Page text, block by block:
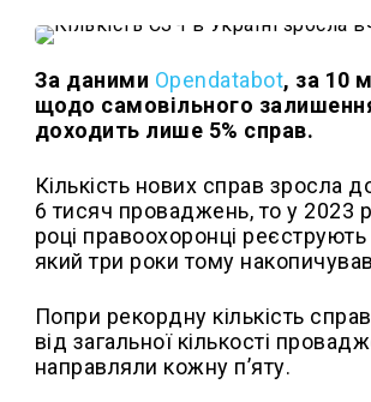
За даними Оpendatabot, за 10
щодо самовільного
доходить лише 5% справ.
Кількість нових справ зросла
6 тисяч проваджень, то у 2023
році правоохоронці
який три роки тому
Попри рекордну кількість
від загальної кількості
направляли кожну п’яту.